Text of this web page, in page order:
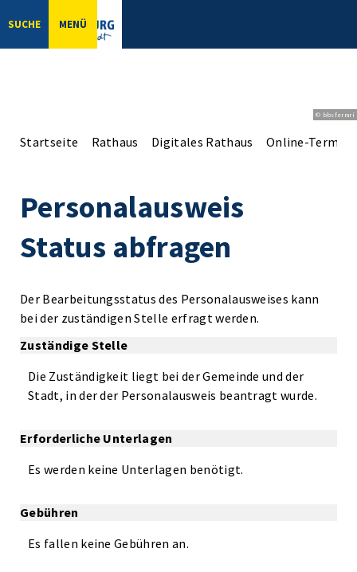
SUCHE MENÜ
© bbsferrari
Startseite Rathaus Digitales Rathaus Online-
Personalausweis
Status abfragen
Der Bearbeitungsstatus des Personalausweises kann
bei der zuständigen Stelle erfragt werden.
Zuständige Stelle
Die Zuständigkeit liegt bei der Gemeinde und der
Stadt, in der der Personalausweis beantragt wurde.
Erforderliche Unterlagen
Es werden keine Unterlagen benötigt.
Gebühren
Es fallen keine Gebühren an.